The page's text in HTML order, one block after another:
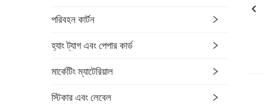
পরিবহন কার্টন
হ্যাং ট্যাগ এবং পেপার কার্ড
মার্কেটিং ম্যাটেরিয়াল
স্টিকার এবং লেবেল